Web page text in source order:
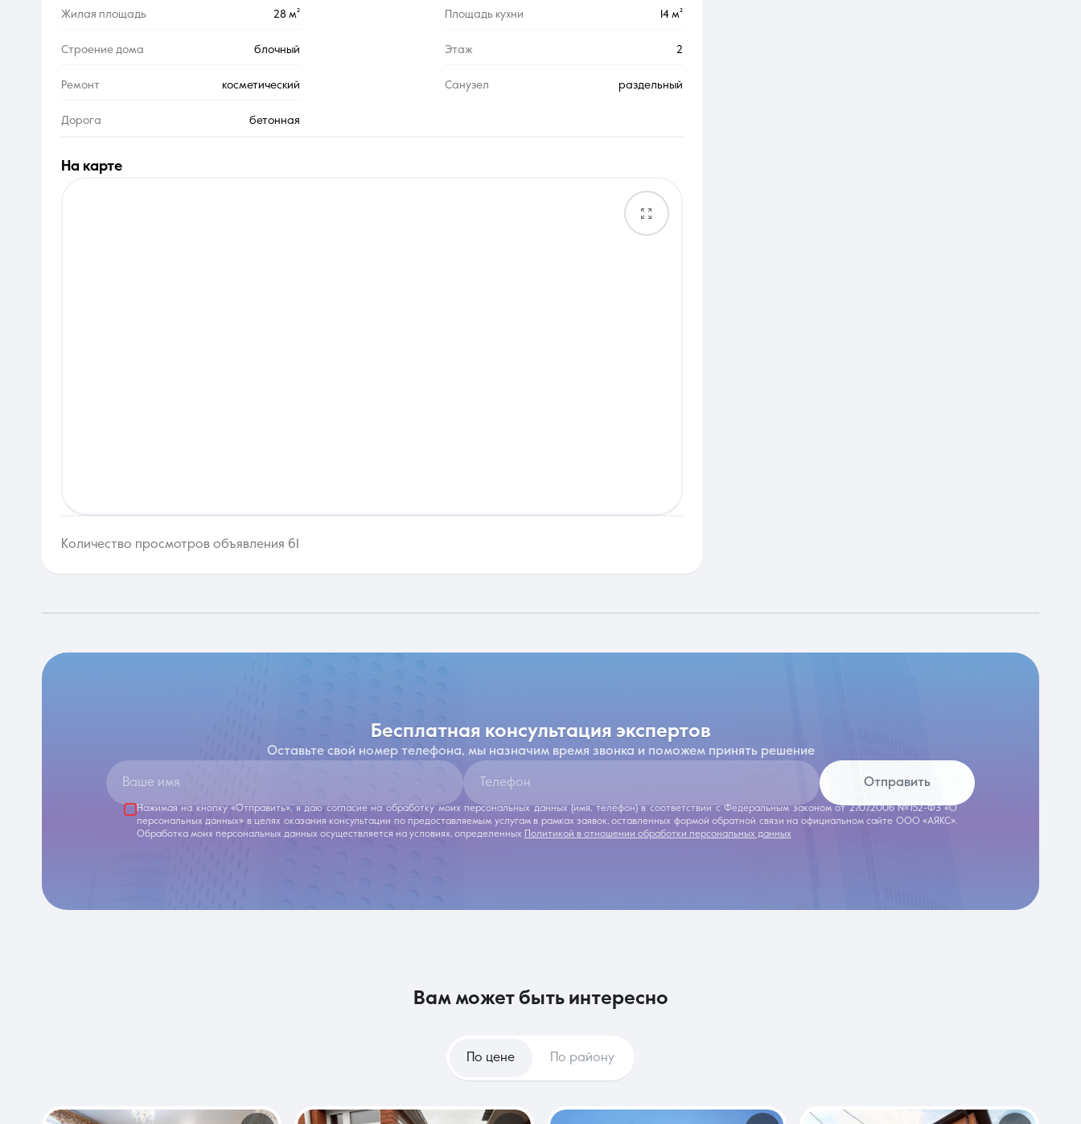
Жилая площадь 28 м² Площадь кухни 14 м²
Строение дома блочный Этаж 2
Ремонт косметический Санузел раздельный
Дорога бетонная
на карте
Количество просмотров объявления 61
бесплатная консультация экспертов
Оставьте свой номер телефона, мы назначим время звонка и поможем принять решение
Ваше имя Телефон Отправить
Нажимая на кнопку «Отправить», я даю согласие на обработку моих персональных данных (имя, телефон) в соответствии с Федеральным законом от 27.07.2006 №152-ФЗ «О
персональных данных» в целях оказания консультации по предоставляемым услугам в рамках заявок, оставленных формой обратной связи на официальном сайте ООО «АЯКС».
Обработка моих персональных данных осуществляется на условиях, определенных Политикой в отношении обработки персональных данных
вам может быть интересно
По цене По району